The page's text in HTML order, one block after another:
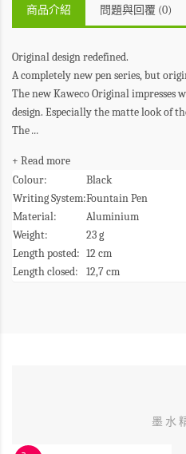
商品介紹 問題與回覆 (0)
Original design redefined.
A completely new pen series, but
The new Kaweco Original
design. Especially the matte look of
The...
+ Read more
Colour:
Black
Writing System:Fountain Pen
Material:
Aluminium
Weight:
23 g
Length posted: 12 cm
Length closed:
12,7 cm
墨水